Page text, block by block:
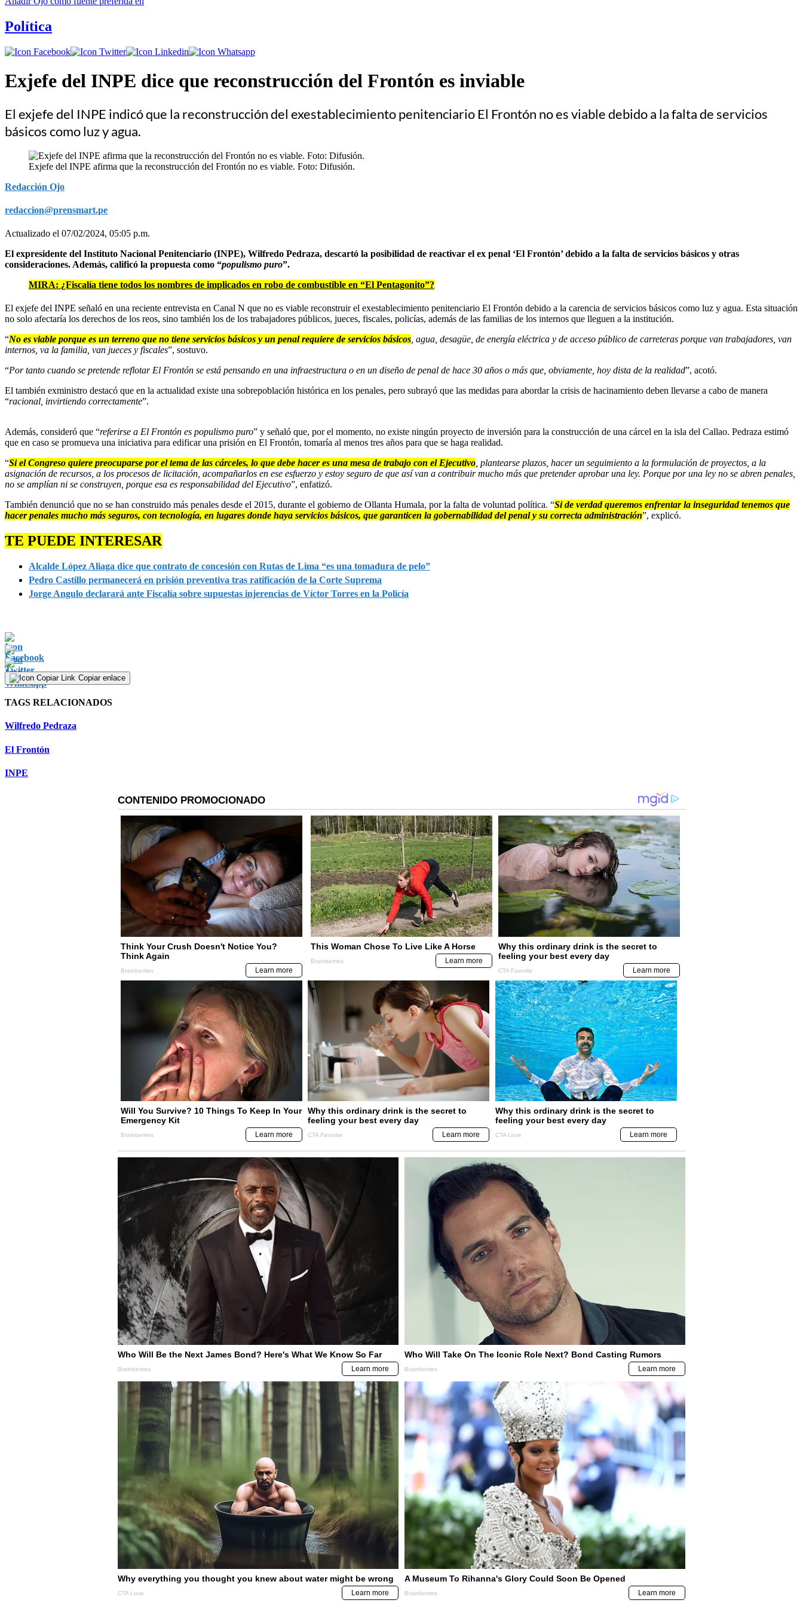
Política
Exjefe del INPE dice que reconstrucción del Frontón es inviable
El exjefe del INPE indicó que la reconstrucción del exestablecimiento penitenciario El Frontón no es viable debido a la falta de servicios
básicos como luz y agua.
Exjefe del INPE afirma que la reconstrucción del Frontón no es viable. Foto: Difusión.
Redacción Ojo
redaccion@prensmart.pe
Actualizado el 07/02/2024, 05:05 p.m.
El expresidente del Instituto Nacional Penitenciario (INPE), Wilfredo Pedraza, descartó la posibilidad de reactivar el ex penal ‘El Frontón’ debido a la falta de servicios básicos y otras
consideraciones. Además, calificó la propuesta como “populismo puro”.
MIRA: ¿Fiscalía tiene todos los nombres de implicados en robo de combustible en “El Pentagonito”?
El exjefe del INPE señaló en una reciente entrevista en Canal N que no es viable reconstruir el exestablecimiento penitenciario El Frontón debido a la carencia de servicios básicos como luz y agua. Esta situación
no solo afectaría los derechos de los reos, sino también los de los trabajadores públicos, jueces, fiscales, policías, además de las familias de los internos que lleguen a la institución.
“No es viable porque es un terreno que no tiene servicios básicos y un penal requiere de servicios básicos , agua, desagüe, de energía eléctrica y de acceso público de carreteras porque van trabajadores, van
internos, va la familia, van jueces y fiscales”, sostuvo.
“Por tanto cuando se pretende reflotar El Frontón se está pensando en una infraestructura o en un diseño de penal de hace 30 años o más que, obviamente, hoy dista de la realidad”, acotó.
El también exministro destacó que en la actualidad existe una sobrepoblación histórica en los penales, pero subrayó que las medidas para abordar la crisis de hacinamiento deben llevarse a cabo de manera
“racional, invirtiendo correctamente”.
Además, consideró que “referirse a El Frontón es populismo puro” y señaló que, por el momento, no existe ningún proyecto de inversión para la construcción de una cárcel en la isla del Callao. Pedraza estimó
que en caso se promueva una iniciativa para edificar una prisión en El Frontón, tomaría al menos tres años para que se haga realidad.
“Si el Congreso quiere preocuparse por el tema de las cárceles, lo que debe hacer es una mesa de trabajo con el Ejecutivo , plantearse plazos, hacer un seguimiento a la formulación de proyectos, a la
asignación de recursos, a los procesos de licitación, acompañarlos en ese esfuerzo y estoy seguro de que así van a contribuir mucho más que pretender aprobar una ley. Porque por una ley no se abren penales,
no se amplían ni se construyen, porque esa es responsabilidad del Ejecutivo”, enfatizó.
También denunció que no se han construido más penales desde el 2015, durante el gobierno de Ollanta Humala, por la falta de voluntad política. “Si de verdad queremos enfrentar la inseguridad tenemos que
hacer penales mucho más seguros, con tecnología, en lugares donde haya servicios básicos, que garanticen la gobernabilidad del penal y su correcta administración”, explicó.
TE PUEDE INTERESAR
Alcalde López Aliaga dice que contrato de concesión con Rutas de Lima “es una tomadura de pelo”
Pedro Castillo permanecerá en prisión preventiva tras ratificación de la Corte Suprema
Jorge Angulo declarará ante Fiscalía sobre supuestas injerencias de Víctor Torres en la Policía
Copiar enlace
TAGS RELACIONADOS
Wilfredo Pedraza
El Frontón
INPE